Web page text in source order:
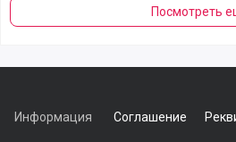
Посмотреть
Информация Соглашение